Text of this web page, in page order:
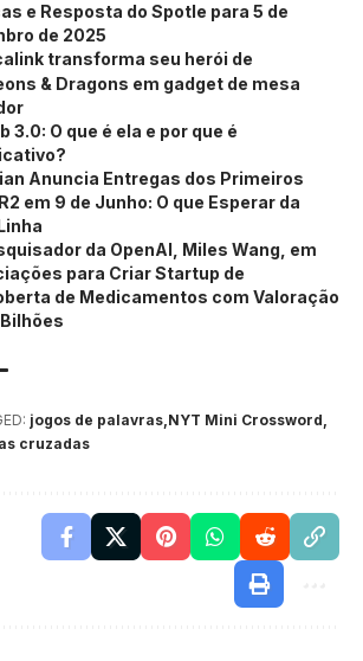
e Resposta do Spotle para 5 de
de 2025
transforma seu herói de
& Dragons em gadget de mesa
3.0: O que é ela e por que é
Anuncia Entregas dos Primeiros
em 9 de Junho: O que Esperar da
da OpenAI, Miles Wang, em
para Criar Startup de
de Medicamentos com Valoração
jogos de palavras NYT Mini Crossword
cruzadas